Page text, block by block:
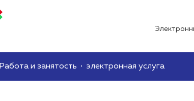
Работа и занятость электронная услуга